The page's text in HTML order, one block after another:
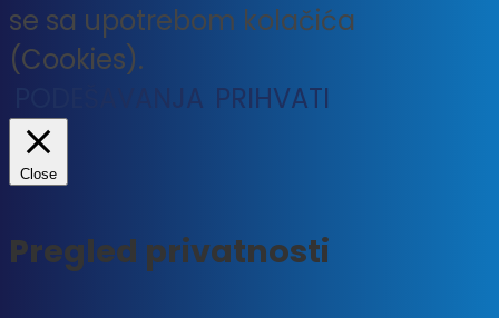
se sa upotrebom kolačića
(Cookies).
PODEŠAVANJA PRIHVATI
Close
Pregled privatnosti